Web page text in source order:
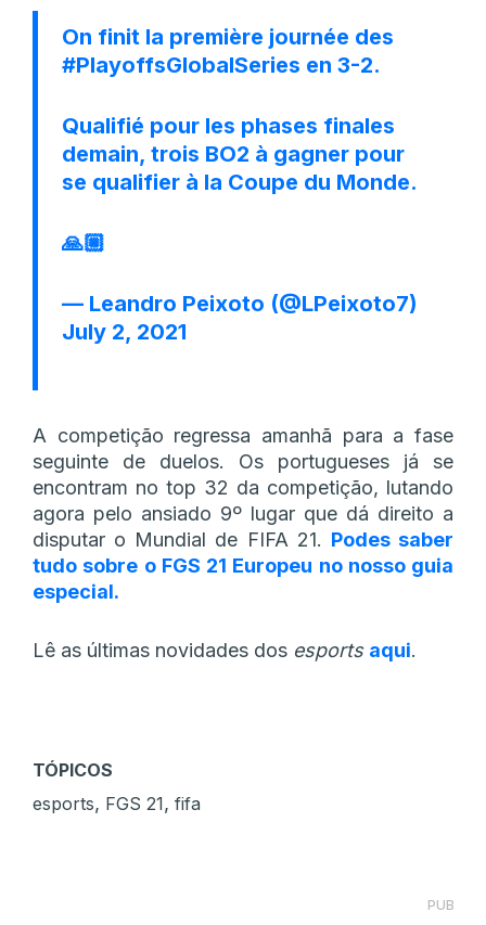
On finit la première journée des
#PlayoffsGlobalSeries en 3-2.
Qualifié pour les phases finales
demain, trois BO2 à gagner pour
se qualifier à la Coupe du Monde.
🙏🏼
— Leandro Peixoto (@LPeixoto7)
July 2, 2021
A competição regressa amanhã para a fase
seguinte de duelos. Os portugueses já se
encontram no top 32 da competição, lutando
agora pelo ansiado 9º lugar que dá direito a
disputar o Mundial de FIFA 21. Podes saber
tudo sobre o FGS 21 Europeu no nosso guia
especial.
Lê as últimas novidades dos esports aqui.
TÓPICOS
esports, FGS 21, fifa
PUB